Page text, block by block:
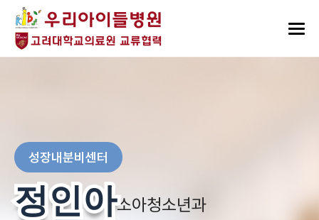
성장내분비센터
정인아
정인아소아청소년과